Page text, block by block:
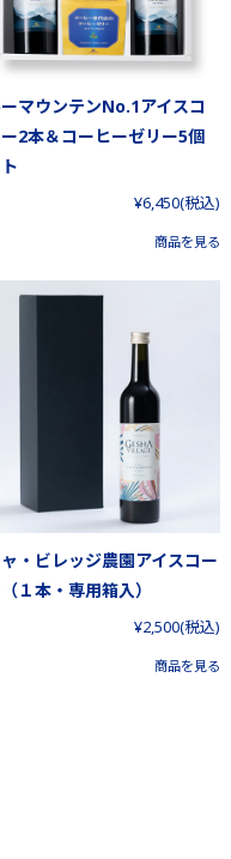
マウンテンNo.1アイスコ
2本＆コーヒーゼリー5個
¥6,450(税込)
商品を見る
・ビレッジ農園アイスコー
１本・専用箱入）
¥2,500(税込)
商品を見る